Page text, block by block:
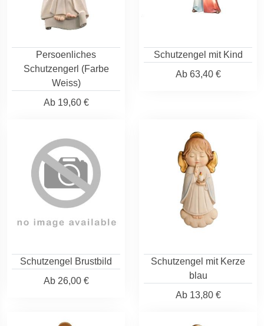
Persoenliches
Schutzengerl (Farbe
Weiss)
Ab19,60 €
Schutzengel mit Kind
Ab63,40 €
Schutzengel Brustbild
Ab26,00 €
Schutzengel mit Kerze
blau
Ab13,80 €